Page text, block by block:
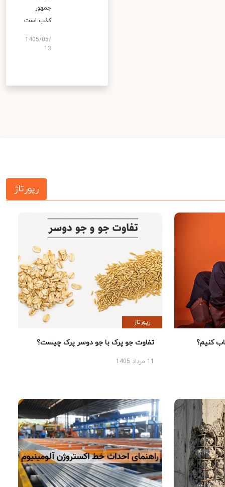
جمهور
کذب است
1405/05/
13
رپورتاژ
کنیم؟
رپورتاژ
تفاوت جو پرک با جو دوسر پرک چیست؟